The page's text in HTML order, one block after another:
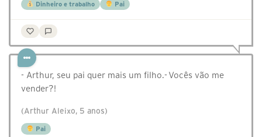
Dinheiro e trabalho Pai
- Arthur, seu pai quer mais um filho.- Vocês vão me
vender?!
(Arthur Aleixo, 5 anos)
Pai